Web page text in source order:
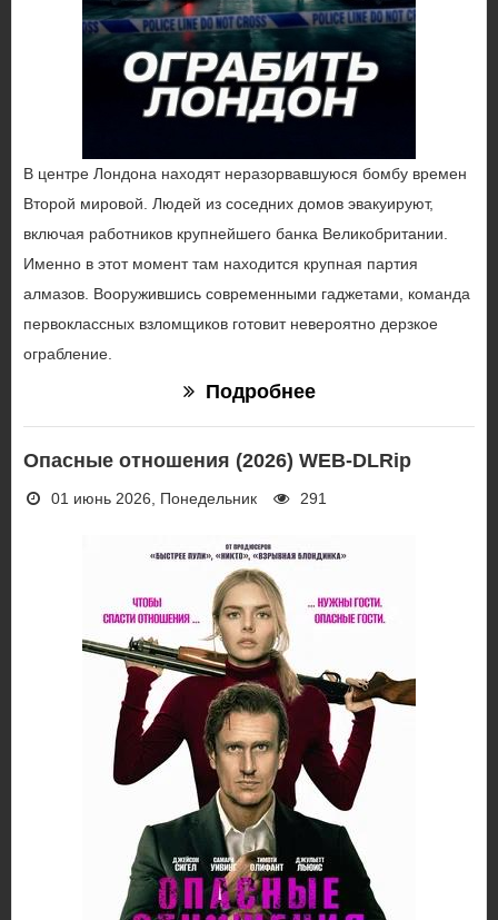
В центре Лондона находят неразорвавшуюся бомбу времен
Второй мировой. Людей из соседних домов эвакуируют,
включая работников крупнейшего банка Великобритании.
Именно в этот момент там находится крупная партия
алмазов. Вооружившись современными гаджетами, команда
первоклассных взломщиков готовит невероятно дерзкое
ограбление.
Подробнее
Опасные отношения (2026) WEB-DLRip
01 июнь 2026, Понедельник 291